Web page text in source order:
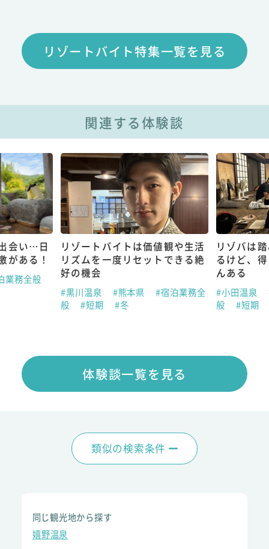
リゾートバイト特集一覧を見る
関連する体験談
会い…日
がある！
業務全般
リゾートバイトは価値観や生活
リズムを一度リセットできる絶
好の機会
#黒川温泉 #熊本県
#宿泊業務全
般
#短期 #冬
リゾバは
るけど、
んある
#小田温泉
般
#短期
体験談一覧を見る
類似の検索条件
同じ観光地から探す
嬉野温泉